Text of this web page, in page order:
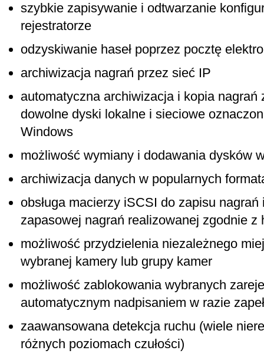
szybkie zapisywanie i odtwarzanie
rejestratorze
odzyskiwanie haseł poprzez pocztę
archiwizacja nagrań przez sieć IP
automatyczna archiwizacja i kopia nagrań
dowolne dyski lokalne i sieciowe
Windows
możliwość wymiany i dodawania dysków
archiwizacja danych w popularnych
obsługa macierzy iSCSI do zapisu
zapasowej nagrań realizowanej zgodnie z
możliwość przydzielenia niezależnego
wybranej kamery lub grupy kamer
możliwość zablokowania wybranych
automatycznym nadpisaniem w razie
zaawansowana detekcja ruchu (wiele
różnych poziomach czułości)